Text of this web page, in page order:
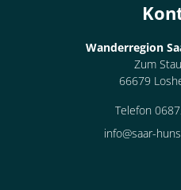
Wanderregion
Zum
66679
Telefon
info@saar-